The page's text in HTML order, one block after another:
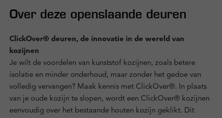
Over deze openslaande deuren
ClickOver® deuren, de innovatie in de wereld van
kozijnen
Je wilt de voordelen van kunststof kozijnen, zoals betere
isolatie en minder onderhoud, maar zonder het gedoe van
volledig vervangen? Maak kennis met ClickOver®. In plaats
van je oude kozijn te slopen, wordt een ClickOver® kozijnen
eenvoudig over het bestaande houten kozijn geklikt. Dit